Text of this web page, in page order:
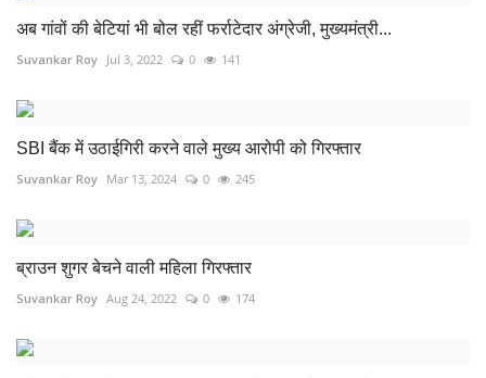
अब गांवों की बेटियां भी बोल रहीं फर्राटेदार अंग्रेजी, मुख्यमंत्री...
Suvankar Roy Jul 3, 2022 0 141
SBI बैंक में उठाईगिरी करने वाले मुख्य आरोपी को गिरफ्तार
Suvankar Roy Mar 13, 2024 0 245
ब्राउन शुगर बेचने वाली महिला गिरफ्तार
Suvankar Roy Aug 24, 2022 0 174